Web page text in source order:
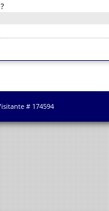
?
# 174594